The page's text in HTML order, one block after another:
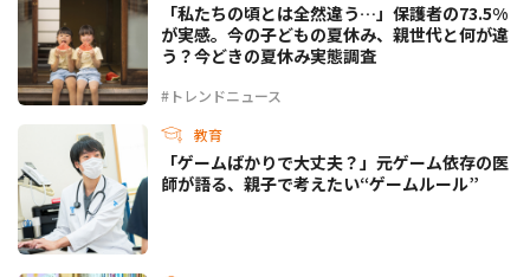
#トレンドニュース
「私たちの頃とは全然違う…」保護者の73.5%
が実感。今の子どもの夏休み、親世代と何が違
う？今どきの夏休み実態調査
教育
「ゲームばかりで大丈夫？」元ゲーム依存の医
師が語る、親子で考えたい“ゲームルール”